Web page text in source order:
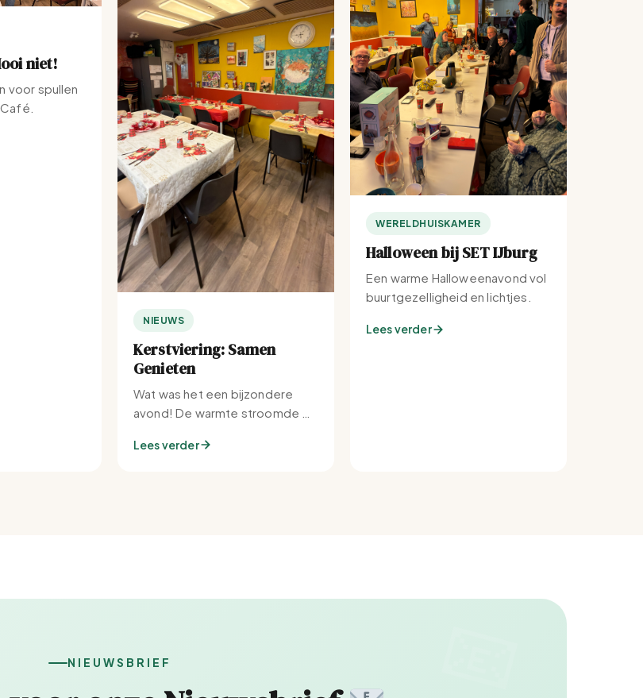
niet!
voor spullen
NIEUWS
Kerstviering: Samen
Genieten
Wat was het een bijzondere
avond! De warmte stroomde bij
Lees verder
WERELDHUISKAMER
Halloween bij SET IJburg
Een warme Halloweenavond vol
buurtgezelligheid en lichtjes.
Lees verder
NIEUWSBRIEF